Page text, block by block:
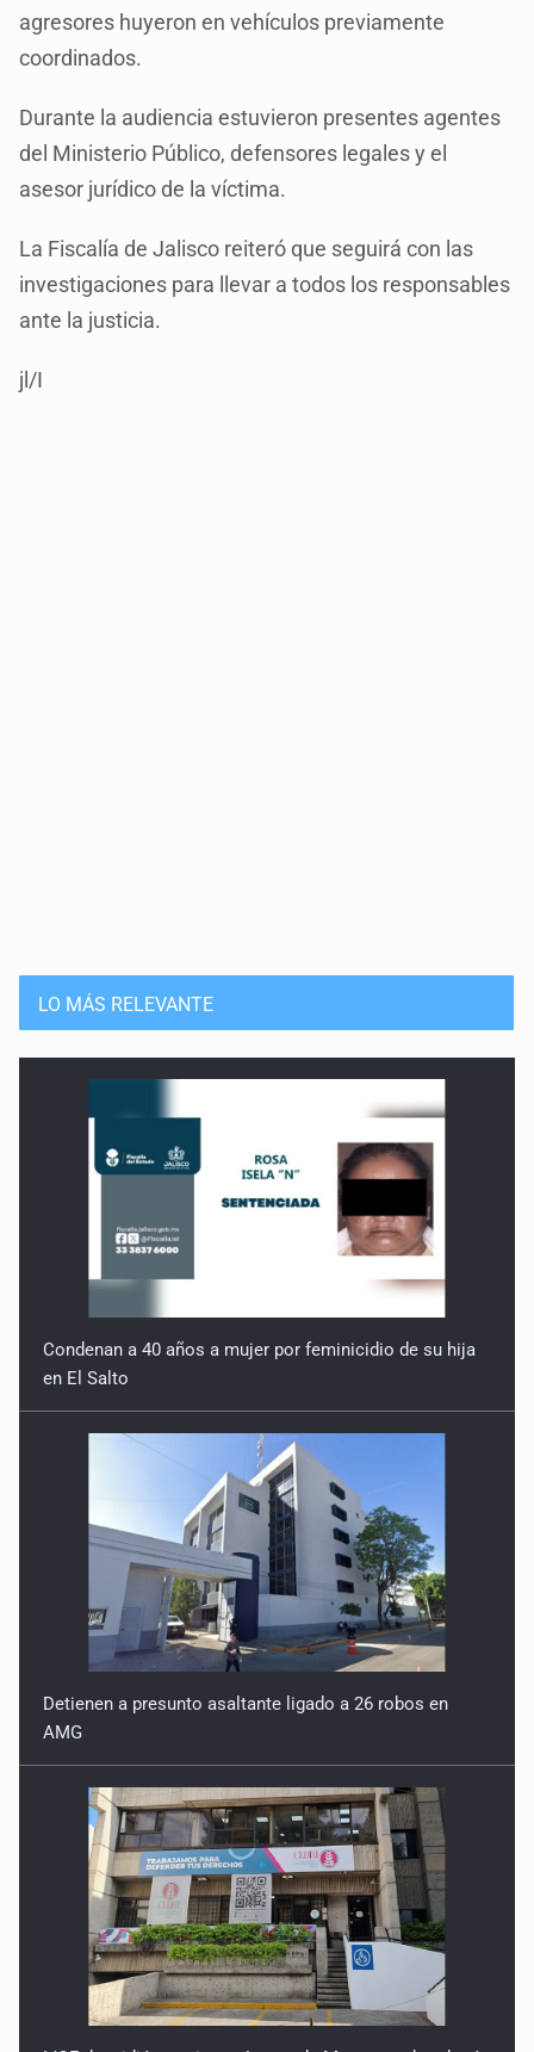
agresores huyeron en vehículos previamente
coordinados.
Durante la audiencia estuvieron presentes agentes
del Ministerio Público, defensores legales y el
asesor jurídico de la víctima.
La Fiscalía de Jalisco reiteró que seguirá con las
investigaciones para llevar a todos los responsables
ante la justicia.
jl/I
LO MÁS RELEVANTE
Condenan a 40 años a mujer por feminicidio de su hija
en El Salto
Detienen a presunto asaltante ligado a 26 robos en
AMG